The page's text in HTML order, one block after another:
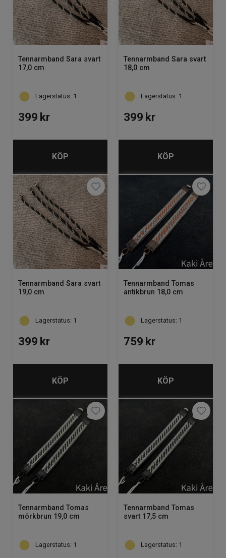
Tennarmband Sara svart
17,0 cm
Lagerstatus: 1
399 kr
KÖP
Tennarmband Sara svart
18,0 cm
Lagerstatus: 1
399 kr
KÖP
Tennarmband Sara svart
19,0 cm
Lagerstatus: 1
399 kr
KÖP
Tennarmband Tomas
antikbrun 18,0 cm
Lagerstatus: 1
759 kr
KÖP
Tennarmband Tomas
mörkbrun 19,0 cm
Lagerstatus: 1
Tennarmband Tomas
svart 17,5 cm
Lagerstatus: 1